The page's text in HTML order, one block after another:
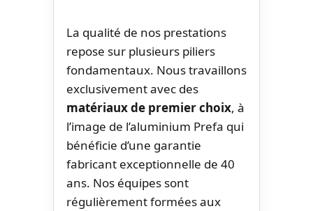
La qualité de nos prestations
repose sur plusieurs piliers
fondamentaux. Nous travaillons
exclusivement avec des
matériaux de premier choix, à
l’image de l’aluminium Prefa qui
bénéficie d’une garantie
fabricant exceptionnelle de 40
ans. Nos équipes sont
régulièrement formées aux